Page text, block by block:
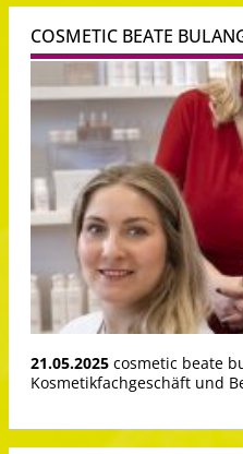
COSMETIC BEATE
21.05.2025 cosmetic beate
Kosmetikfachgeschäft und